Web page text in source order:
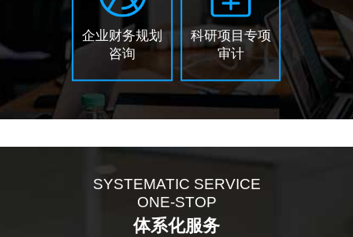
企业财务规划
咨询
科研项目专项
审计
SYSTEMATIC SERVICE
ONE-STOP
体系化服务